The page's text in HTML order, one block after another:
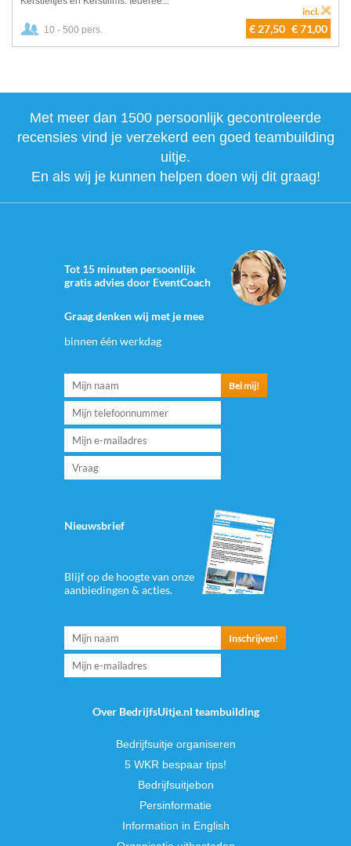
10 - 500 pers. € 27,50 € 71,00
incl.
Met meer dan 1500 persoonlijk gecontroleerde
recensies vind je verzekerd een goed teambuilding
uitje.
En als wij je kunnen helpen doen wij dit graag!
Tot 15 minuten persoonlijk
gratis advies door EventCoach
Graag denken wij met je mee
binnen één werkdag
Nieuwsbrief
Blijf op de hoogte van onze
aanbiedingen & acties.
Over BedrijfsUitje.nl teambuilding
Bedrijfsuitje organiseren
5 WKR bespaar tips!
Bedrijfsuitjebon
Persinformatie
Information in English